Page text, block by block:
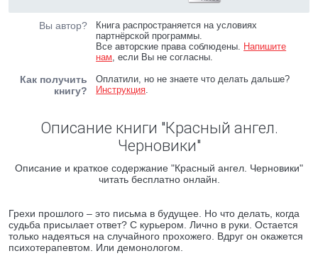
Вы автор?
Книга распространяется на условиях
партнёрской программы.
Все авторские права соблюдены. Напишите
нам, если Вы не согласны.
Как получить
книгу?
Оплатили, но не знаете что делать дальше?
Инструкция.
Описание книги "Красный ангел.
Черновики"
Описание и краткое содержание "Красный ангел. Черновики"
читать бесплатно онлайн.
Грехи прошлого – это письма в будущее. Но что делать, когда
судьба присылает ответ? С курьером. Лично в руки. Остается
только надеяться на случайного прохожего. Вдруг он окажется
психотерапевтом. Или демонологом.